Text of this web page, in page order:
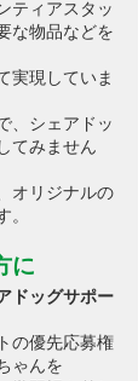
ティアスタッ
な物品などを
実現していま
、シェアドッ
てみません
オリジナルの
。
に
ドッグサポー
の優先応募権
ゃんを